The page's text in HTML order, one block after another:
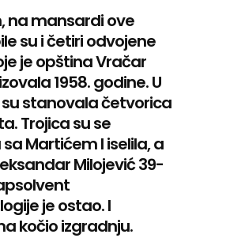
na mansardi ove
su i četiri odvojene
je opština Vračar
1958. godine. U
stanovala četvorica
Trojica su se
Martićem I iselila, a
Milojević 39-
je ostao. I
kočio izgradnju.